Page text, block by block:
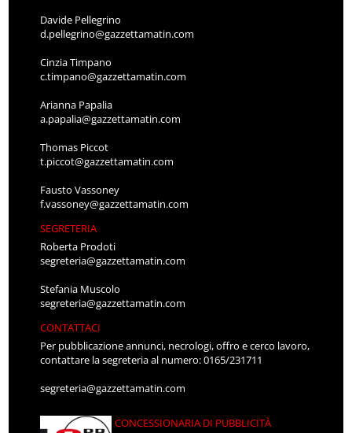
Davide Pellegrino
d.pellegrino@gazzettamatin.com
Cinzia Timpano
c.timpano@gazzettamatin.com
Arianna Papalia
a.papalia@gazzettamatin.com
Thomas Piccot
t.piccot@gazzettamatin.com
Fausto Vassoney
f.vassoney@gazzettamatin.com
SEGRETERIA
Roberta Prodoti
segreteria@gazzettamatin.com
Stefania Muscolo
segreteria@gazzettamatin.com
CONTATTACI
Per pubblicazione annunci, necrologi, offro e cerco lavoro,
contattare la segreteria al numero: 0165/231711
segreteria@gazzettamatin.com
CONCESSIONARIA DI PUBBLICITÀ